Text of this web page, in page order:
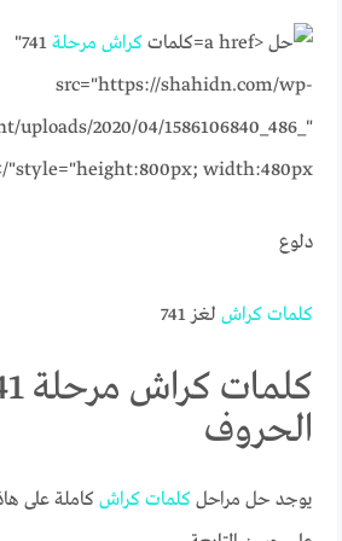
كلماتكراش مرحلة
741"
src="https://shahidn.com/wp-
uploads/2020/04/1586106840_486_"
style="height:800px; width:480px"/>
دلوع
كلمات كراش لغز 741
الحروف
يوجد حل مراحلكلمات كراش كاملة على